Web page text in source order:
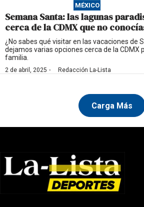
MÉXICO
Semana Santa: las lagunas
cerca de la CDMX que no
¿No sabes qué visitar en las vacaciones de
dejamos varias opciones cerca de la CDMX
familia.
2 de abril, 2025 · Redacción La-Lista
Carga Más